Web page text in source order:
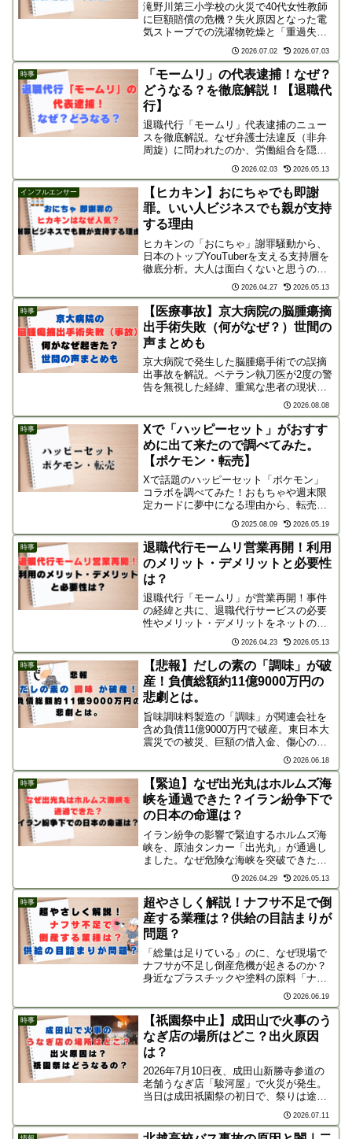
滝野川第三小学校の火災で40代女性教師
に巨額賠償の危機？失火原因となった電
気ストーブでの洗濯物乾燥と「重過失」
の判断基準、学校側の安全管理責任、数
億円規模とされる賠償金の内訳を分かり
やすく解説します。
2026.07.02 2026.07.03
時事
「モームリ」の代表逮捕！なぜ？
どうなる？を徹底解説！【退職代
行】
退職代行「モームリ」代表逮捕のニュー
スを徹底解説。なぜ弁護士法違反（非弁
周旋）に問われたのか、労働組合を隠れ
蓑にした巧妙なキックバックの手口や事
件の裏側をわかりやすく紐解きます。今
後の業界への影響や、利用者が注意すべ
き点についても紹介します。
2026.02.03 2026.05.13
インフルエンサー
【ヒカキン】おにちゃでも即謝
罪。いい人ビジネスでも親が支持
する理由
ヒカキンの「おにちゃ」謝罪騒動から、
日本のトップYouTuberを支える支持層を
徹底分析。大人は面白くないと思うのに
なぜ人気？みそきん等ビジネス成功の裏
にある「人畜無害感」と、ファミリー層
からの強固な支持、いい人キャラを続け
る大変さを解説。
2026.04.27 2026.05.13
時事
【医療事故】京大病院の脳腫瘍摘
出手術失敗（何がなぜ？）世間の
声まとめも
京大病院で発生した脳腫瘍手術での誤摘
出事故を解説。ベテラン執刀医が2度の警
告を無視した経緯、重篤な患者の現状、
専門家や世間のリアルな声まとめ、病院
が抱える今後の課題と再発防止策を分か
りやすく紹介します。
2026.08.08
時事
Xで「ハッピーセット」がおすす
めに出て来たので調べてみた。
【ポケモン・転売】
Xで話題のハッピーセット「ポケモン」
コラボを調べてみた！おもちゃや週末限
定カードに夢中になる理由から、転売や
食品ロスの問題、マクドナルドとメルカ
リの対策まで、気になったことをまとめ
てみました。
2025.08.09 2026.05.19
時事
退職代行モームリ営業再開！利用
のメリット・デメリットと必要性
は？
退職代行「モームリ」が営業再開！事件
の経緯と共に、退職代行サービスの必要
性やメリット・デメリットをネットの声
を交えて徹底解説します。非弁行為のリ
スク、再就職への影響など、利用前に知
っておくべき注意点と失敗しない選び方
をまとめました。
2026.04.23 2026.05.13
時事
【悲報】だしの素の「調味」が破
産！負債総額約11億9000万円の
悲劇とは。
旨味調味料製造の「調味」が関連会社を
含め負債11億9000万円で破産。東日本大
震災での被災、巨額の借入金、傷心のな
か訪れた創業者の死去という「3つの悲
劇」の連鎖と、水産業界や地域経済への
深刻な影響を解説。
2026.06.18
時事
【緊迫】なぜ出光丸はホルムズ海
峡を通過できた？イラン紛争下で
の日本の命運は？
イラン紛争の影響で緊迫するホルムズ海
峡を、原油タンカー「出光丸」が通過し
ました。なぜ危険な海峡を突破できたの
か？日本関連で紛争後初となるこの快挙
が、ガソリン価格や日本のエネルギー供
給に与える影響、そしてネットの反応ま
で分かりやすく解説します。
2026.04.29 2026.05.13
時事
超やさしく解説！ナフサ不足で倒
産する業種は？供給の目詰まりが
問題？
「総量は足りている」のに、なぜ現場で
ナフサが不足し倒産危機が起きるのか？
身近なプラスチックや塗料の原料「ナフ
サ」の基本から、供給網で起きる「目詰
まり」の謎、打撃を受ける業種まで超や
さしく解説します。
2026.06.19
時事
【祇園祭中止】成田山で火事のう
なぎ店の場所はどこ？出火原因
は？
2026年7月10日夜、成田山新勝寺参道の
老舗うなぎ店「駿河屋」で火災が発生。
当日は成田祇園祭の初日で、祭りは途中
打ち切り、翌日午前も中止に。出火原因
や場所、100名以上の避難状況や被害を解
説。
2026.07.11